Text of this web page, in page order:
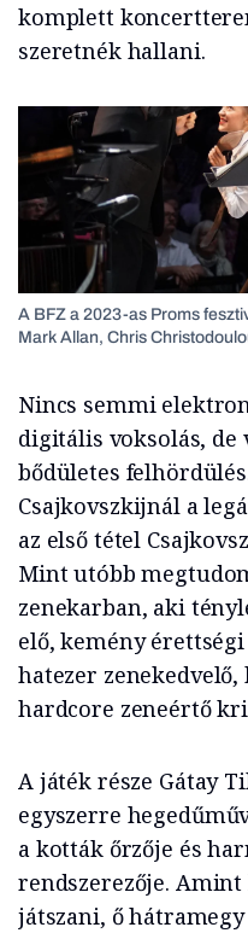
komplett
szeretnék hallani.
A BFZ a 2023-as Proms
Mark Allan, Chris
Nincs semmi
digitális voksolás, de
bődületes
Csajkovszkijnál a
az első tétel
Mint utóbb
zenekarban, aki
elő, kemény
hatezer
hardcore zeneértő
A játék része Gátay
egyszerre
a kották őrzője és
rendszerezője.
játszani, ő